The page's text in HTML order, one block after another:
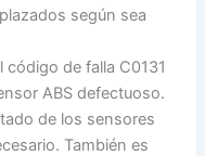
según sea
código de falla C0131
ABS defectuoso.
de los sensores
También es